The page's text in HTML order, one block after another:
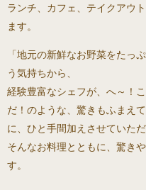
ランチ、カフェ、テイクアウ
ます。
「地元の新鮮なお野菜をたっ
う気持ちから、
経験豊富なシェフが、へ～！
だ！のような、驚きもふまえ
に、ひと手間加えさせていただ
そんなお料理とともに、驚き
す。